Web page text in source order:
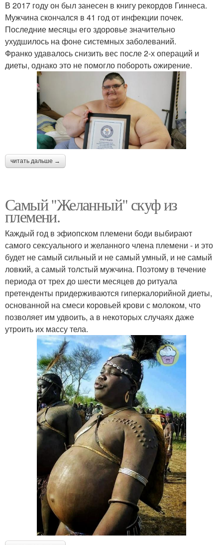
В 2017 году он был занесен в книгу рекордов Гиннеса.
Мужчина скончался в 41 год от инфекции почек.
Последние месяцы его здоровье значительно
ухудшилось на фоне системных заболеваний.
Франко удавалось снизить вес после 2-х операций и
диеты, однако это не помогло побороть ожирение.
читать дальше →
Самый "Желанный" скуф из
племени.
Каждый год в эфиопском племени боди выбирают
самого сексуального и желанного члена племени - и это
будет не самый сильный и не самый умный, и не самый
ловкий, а самый толстый мужчина. Поэтому в течение
периода от трех до шести месяцев до ритуала
претенденты придерживаются гиперкалорийной диеты,
основанной на смеси коровьей крови с молоком, что
позволяет им удвоить, а в некоторых случаях даже
утроить их массу тела.